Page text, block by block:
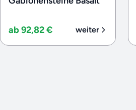
ab 92,82 € weiter